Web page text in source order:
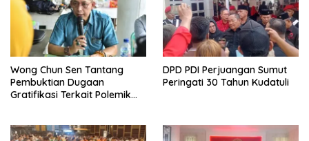
Wong Chun Sen Tantang
Pembuktian Dugaan
Gratifikasi Terkait Polemik
DPD PDI Perjuangan Sumut
Peringati 30 Tahun Kudatuli